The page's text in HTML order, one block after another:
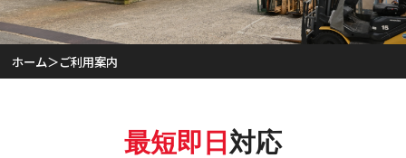
リフォームプラン
ご利用案内
ホーム＞ご利用案内
最短即日 対応